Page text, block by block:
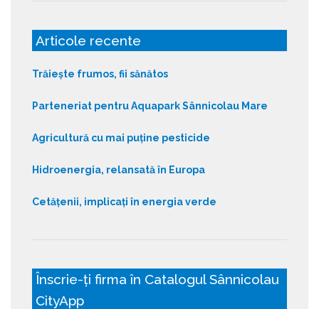
Articole recente
Trăiește frumos, fii sănătos
Parteneriat pentru Aquapark Sânnicolau Mare
Agricultură cu mai puține pesticide
Hidroenergia, relansată în Europa
Cetățenii, implicați în energia verde
Înscrie-ți firma în Catalogul Sânnicolau
CityApp